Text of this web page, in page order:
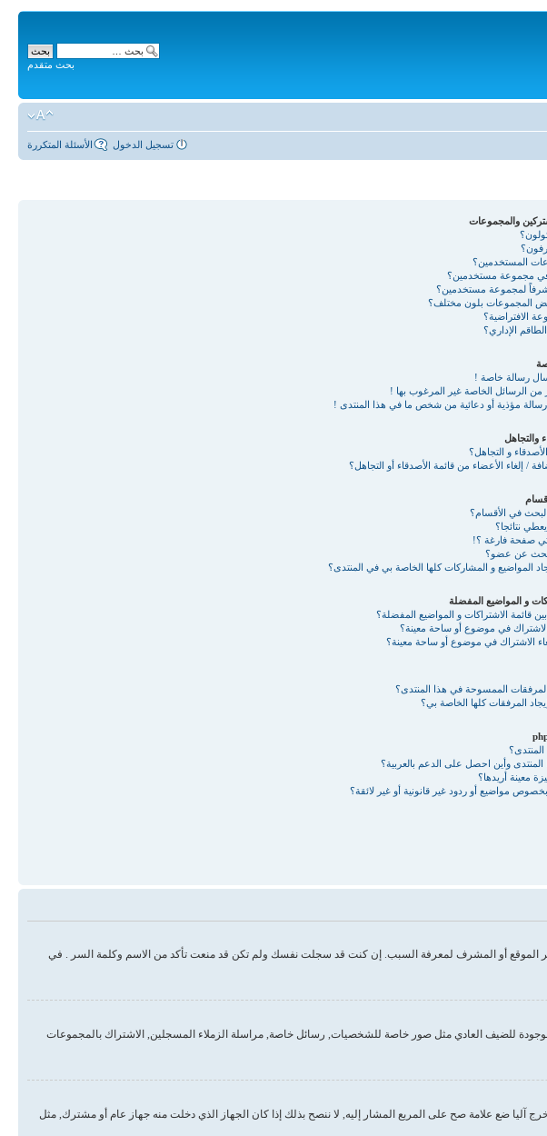
بحث متقدم
الأسئلة المتكررة تسجيل الدخول
والمجموعات
المستخدمين؟
مجموعة مستخدمين؟
لمجموعة مستخدمين؟
المجموعات بلون مختلف؟
الافتراضية؟
الإداري؟
رسالة خاصة !
من الرسائل الخاصة غير المرغوب بها !
مؤذية أو دعائية من شخص ما في هذا المنتدى !
والتجاهل
و التجاهل؟
/ إلغاء الأعضاء من قائمة الأصدقاء أو التجاهل؟
في الأقسام؟
نتائجا؟
صفحة فارغة ؟!
عن عضو؟
المواضيع و المشاركات كلها الخاصة بي في المنتدى؟
و المواضيع المفضلة
قائمة الاشتراكات و المواضيع المفضلة؟
في موضوع أو ساحة معينة؟
الاشتراك في موضوع أو ساحة معينة؟
الممسوحة في هذا المنتدى؟
المرفقات كلها الخاصة بي؟
وأين احصل على الدعم بالعربية؟
معينة أريدها؟
مواضيع أو ردود غير قانونية أو غير لائقة؟
أو المشرف لمعرفة السبب. إن كنت قد سجلت نفسك ولم تكن قد منعت تأكد من الاسم وكلمة السر . في
للضيف العادي مثل صور خاصة للشخصيات, رسائل خاصة, مراسلة الزملاء المسجلين, الاشتراك بالمجموعات
ضع علامة صح على المربع المشار إليه, لا ننصح بذلك إذا كان الجهاز الذي دخلت منه جهاز عام أو مشترك, مثل